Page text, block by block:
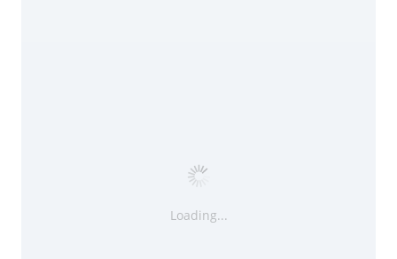
Loading...